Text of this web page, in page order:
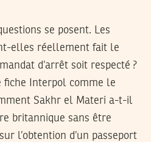
se posent. Les
elles réellement fait le
d’arrêt soit respecté ?
Interpol comme le
Sakhr el Materi a-t-il
britannique sans être
l’obtention d’un passeport